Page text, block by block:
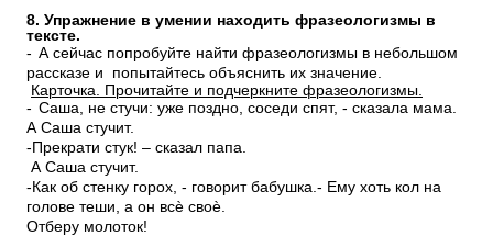
8. Упражнение в умении находить фразеологизмы в
тексте.
- А сейчас попробуйте найти фразеологизмы в небольшом
рассказе и попытайтесь объяснить их значение.
Карточка. Прочитайте и подчеркните фразеологизмы.
- Саша, не стучи: уже поздно, соседи спят, - сказала мама.
А Саша стучит.
-Прекрати стук! – сказал папа.
А Саша стучит.
-Как об стенку горох, - говорит бабушка.- Ему хоть кол на
голове теши, а он всѐ своѐ.
Отберу молоток!